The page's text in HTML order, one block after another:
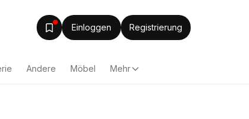
Einloggen Registrierung
Andere Möbel Mehr